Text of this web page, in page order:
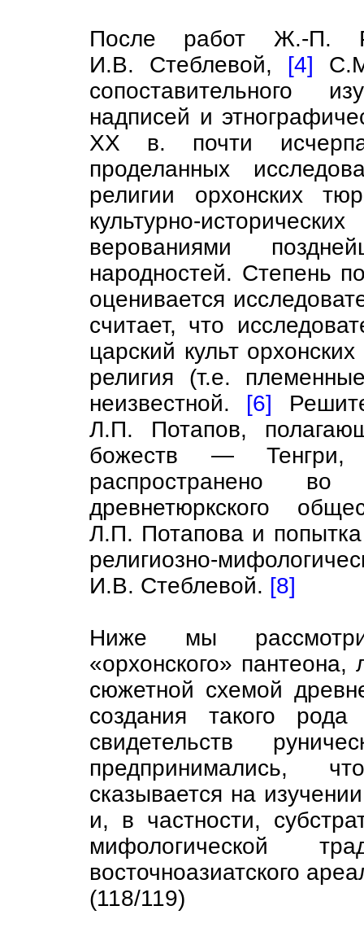
После работ Ж.-
И.В. Стеблевой, [4]
сопоставительного
надписей и
XX в. почти
проделанных
религии орхонских
культурно-
верованиями
народностей. Степень
оценивается
считает, что
царский культ
религия (т.е.
неизвестной. [6]
Л.П. Потапов,
божеств —
распространено
древнетюркского
Л.П. Потапова и попытка
религиозно-
И.В. Стеблевой. [8]
Ниже мы
«орхонского»
сюжетной схемой
создания такого
свидетельств
предпринимались,
сказывается на
и, в частности,
мифологической
восточноазиатского
(118/119)